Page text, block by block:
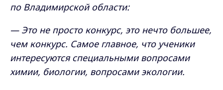
по Владимирской области:
— Это не просто конкурс, это нечто большее,
чем конкурс. Самое главное, что ученики
интересуются специальными вопросами
химии, биологии, вопросами экологии.